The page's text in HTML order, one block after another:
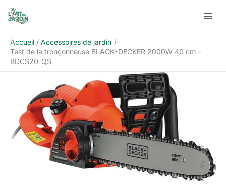
Aller
Accueil
Accessoires de jardin
Test de la tronçonneuse BLACK+DECKER 2000W 40 cm –
BDCS20-QS
Rechercher